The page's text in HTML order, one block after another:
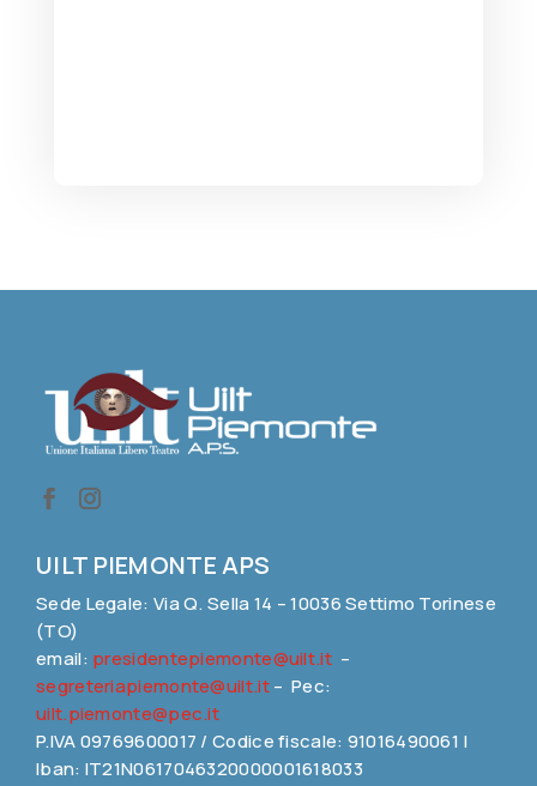
UILT PIEMONTE APS
Sede Legale: Via Q. Sella 14 – 10036 Settimo Torinese
(TO)
email: presidentepiemonte@uilt.it–
segreteriapiemonte@uilt.it– Pec:
uilt.piemonte@pec.it
P.IVA 09769600017 / Codice fiscale: 91016490061 |
Iban: IT21N0617046320000001618033